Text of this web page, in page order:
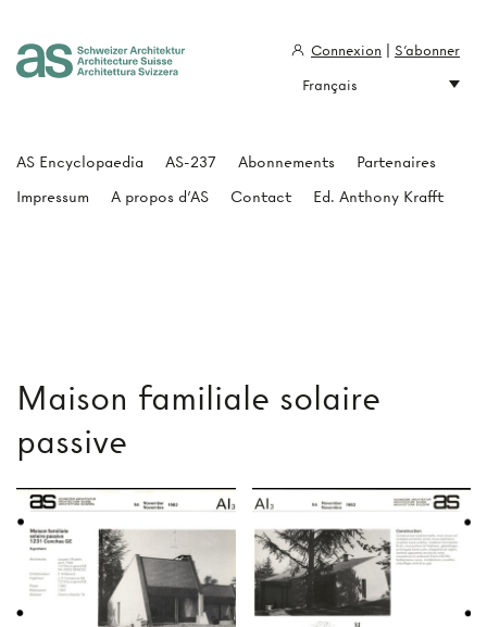
Maison familiale solaire
passive
AS Encyclopaedia AS-237 Abonnements
Partenaires
Impressum
A propos d'AS Contact Ed. Anthony Krafft
Connexion
S'abonner
Français